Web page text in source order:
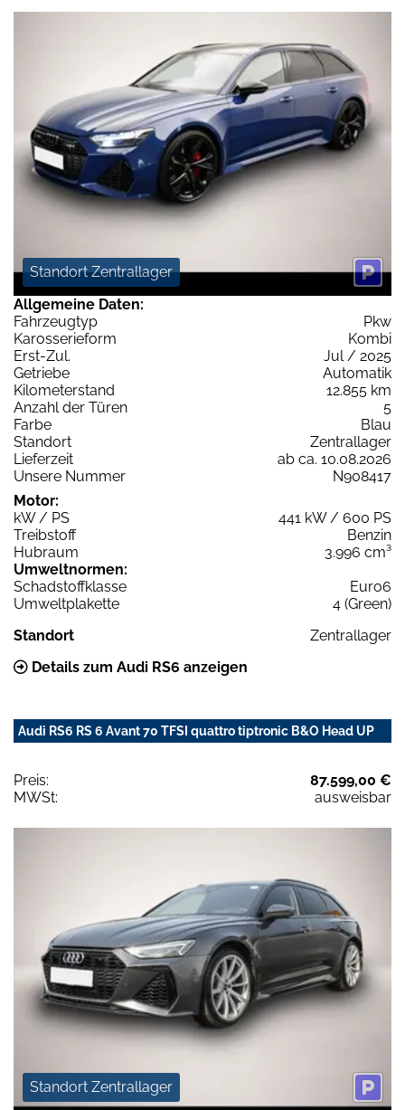
Standort Zentrallager
Allgemeine Daten:
Fahrzeugtyp
Pkw
Karosserieform
Kombi
Erst-Zul.
Jul / 2025
Getriebe
Automatik
Kilometerstand
12.855 km
Anzahl der Türen
5
Farbe
Blau
Standort
Zentrallager
Lieferzeit
ab ca. 10.08.2026
Unsere Nummer
N908417
Motor:
kW / PS
441 kW / 600 PS
Treibstoff
Benzin
Hubraum
3.996 cm³
Umweltnormen:
Schadstoffklasse
Euro6
Umweltplakette
4 (Green)
Standort
Zentrallager
Details zum Audi RS6 anzeigen
Audi RS6 RS 6 Avant 70 TFSI quattro tiptronic B&O Head UP
Preis:
87.599,00 €
MWSt:
ausweisbar
Standort Zentrallager